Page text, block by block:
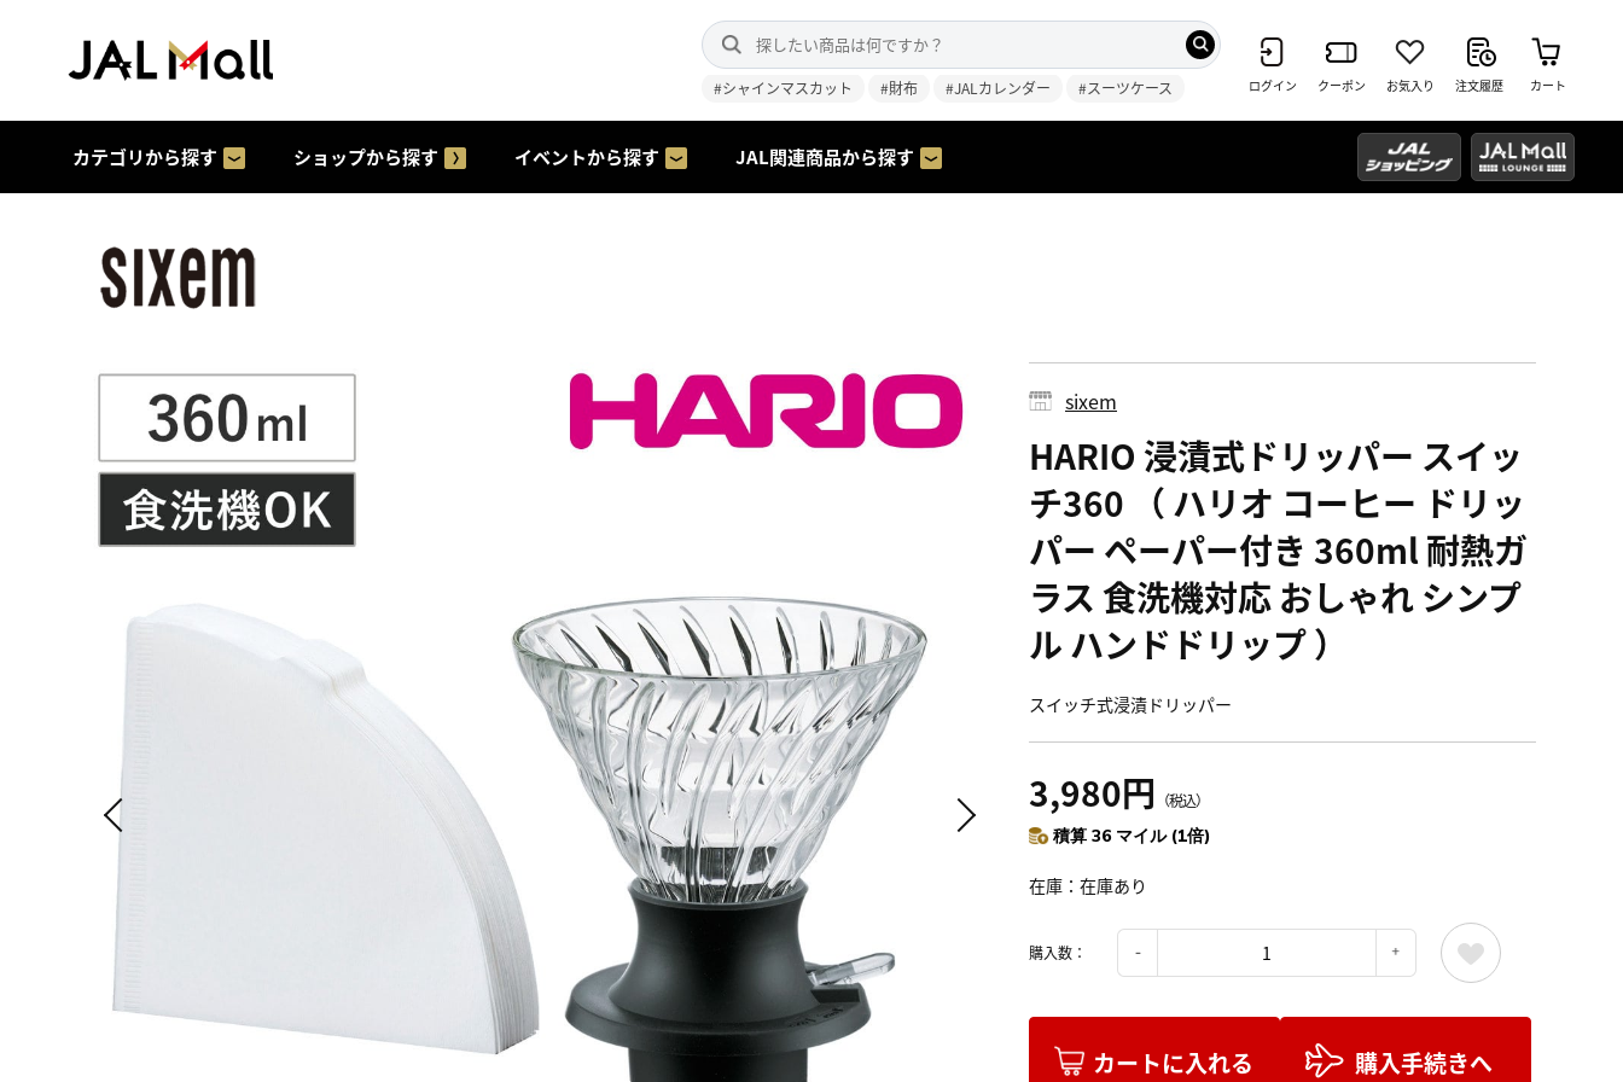
#シャインマスカット #財布 #JALカレンダー #スーツケース ログイン クーポン お気入り 注文履歴 カート
カテゴリから探す ショップから探す イベントから探す JAL関連商品から探す
sixem
HARIO 浸漬式ドリッパー スイッ
チ360 （ ハリオ コーヒー ドリッ
パー ペーパー付き 360ml 耐熱ガ
ラス 食洗機対応 おしゃれ シンプ
ル ハンドドリップ ）
スイッチ式浸漬ドリッパー
3,980円 （税込）
積算 36 マイル (1倍)
在庫 在庫あり
購入数：
カートに入れる 購入手続きへ